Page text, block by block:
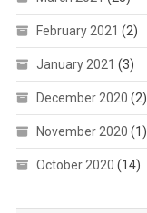
February 2021 (2)
January 2021 (3)
December 2020 (2)
November 2020 (1)
October 2020 (14)